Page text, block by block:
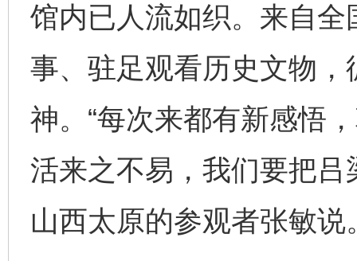
馆内已人流如织。来自
事、驻足观看历史文物
神。“每次来都有新感悟
活来之不易，我们要把吕
山西太原的参观者张敏说